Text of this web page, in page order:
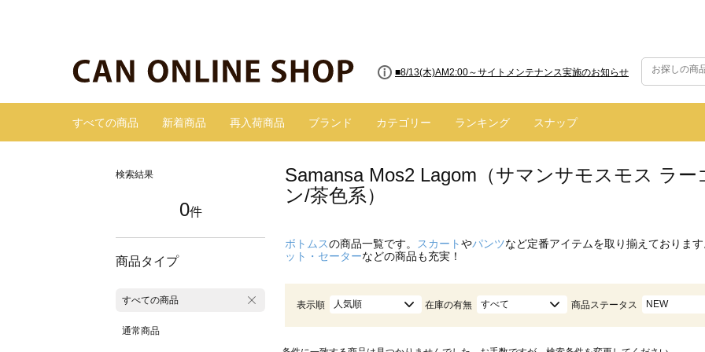
■8/13(木)AM2:00～サイトメンテナンス実施のお知らせ
すべての商品 新着商品 再入荷商品 ブランド カテゴリー ランキング スナップ
検索結果
0件
商品タイプ
すべての商品
通常商品
Samansa Mos2 Lagom（サマンサモスモス ラ
ン/茶色系）
ボトムスの商品一覧です。 スカートやパンツなど定番アイテムを取り揃えておりま
ット・セーターなどの商品も充実！
表示順 人気順 在庫の有無 すべて 商品ステータス NEW